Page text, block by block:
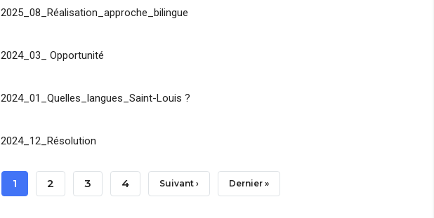
2025_08_Réalisation_approche_bilingue
2024_03_ Opportunité
2024_01_Quelles_langues_Saint-Louis ?
2024_12_Résolution
Pagination
Page
1 Page
2 Page
3 Page
4 Page
Suivant › Dernière
Dernier »